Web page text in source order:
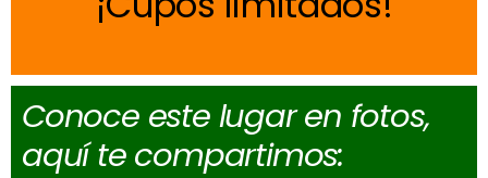
Conoce este lugar en fotos,
aquí te compartimos: